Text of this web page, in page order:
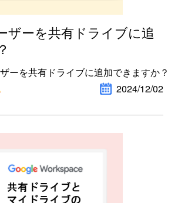
ザーを共有ドライブに追
ーを共有ドライブに追加できますか？
2024/12/02